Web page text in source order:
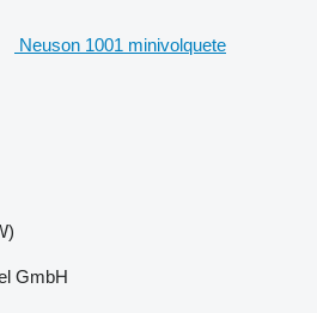
Neuson 1001 minivolquete
GmbH